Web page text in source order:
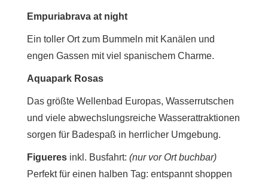
Empuriabrava at night
Ein toller Ort zum Bummeln mit Kanälen und
engen Gassen mit viel spanischem Charme.
Aquapark Rosas
Das größte Wellenbad Europas, Wasserrutschen
und viele abwechslungsreiche Wasserattraktionen
sorgen für Badespaß in herrlicher Umgebung.
Figueres inkl. Busfahrt: (nur vor Ort buchbar)
Perfekt für einen halben Tag: entspannt shoppen